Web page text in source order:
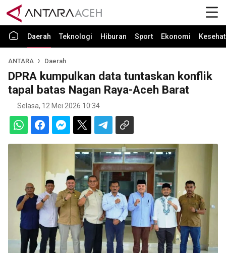
Daerah Teknologi Hiburan Sport Ekonomi
ANTARA Daerah
DPRA kumpulkan data tuntaskan konflik
tapal batas Nagan Raya-Aceh Barat
Selasa, 12 Mei 2026 10:34